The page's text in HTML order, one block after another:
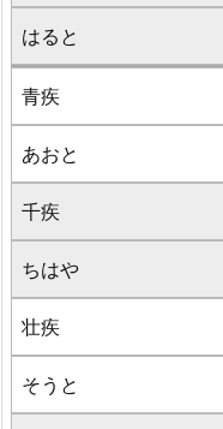
はると
青疾
あおと
千疾
ちはや
壮疾
そうと